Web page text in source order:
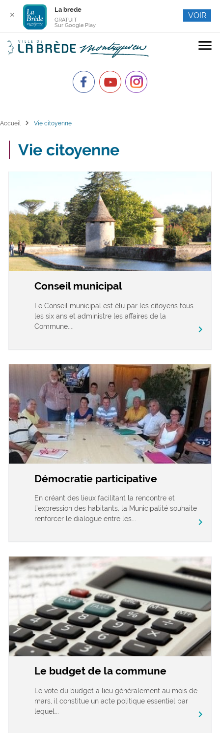
menu
Accueil chevron_right Vie citoyenne
Vie citoyenne
Conseil municipal
Le Conseil municipal est élu par les citoyens tous
les six ans et administre les affaires de la
Commune....
chevron_right
Démocratie participative
En créant des lieux facilitant la rencontre et
l’expression des habitants, la Municipalité souhaite
renforcer le dialogue entre les...
chevron_right
Le budget de la commune
Le vote du budget a lieu généralement au mois de
mars, il constitue un acte politique essentiel par
lequel...
chevron_right
✕
La brede
GRATUIT
Sur Google Play
VOIR